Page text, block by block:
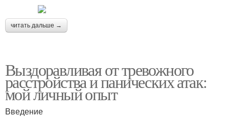
читать дальше →
Выздоравливая от тревожного
расстройства и панических атак:
мой личный опыт
Введение